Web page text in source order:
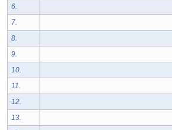
6.
7.
8.
9.
10.
11.
12.
13.